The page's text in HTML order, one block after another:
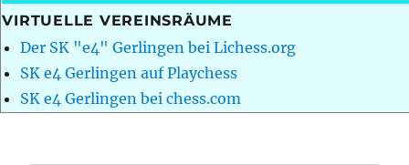
VIRTUELLE VEREINSRÄUME
Der SK "e4" Gerlingen bei Lichess.org
SK e4 Gerlingen auf Playchess
SK e4 Gerlingen bei chess.com